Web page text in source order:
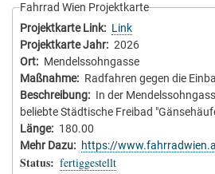
Fahrrad Wien Projektkarte
Projektkarte Link
Link
Projektkarte Jahr
2026
Ort
Mendelssohngasse
Maßnahme
Radfahren gegen die
Beschreibung
In der
beliebte Städtische Freibad
Länge
180.00
Mehr Dazu
https://
Status fertiggestellt